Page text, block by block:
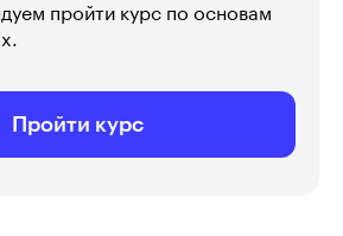
пройти курс по основам
Пройти курс